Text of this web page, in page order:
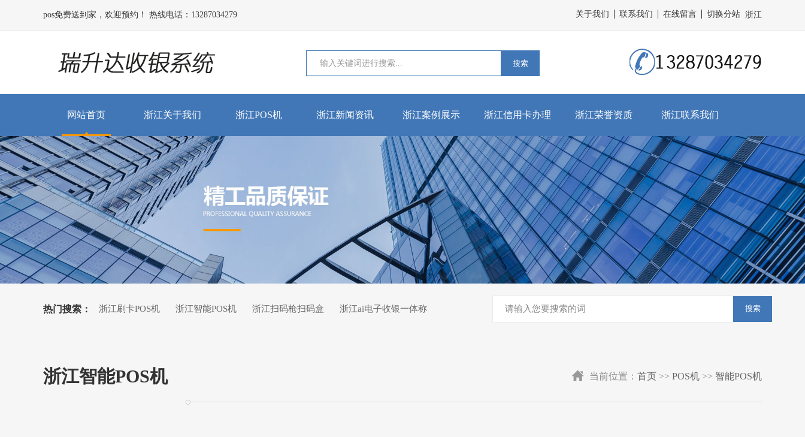
pos免费送到家，欢迎预约！ 热线电话：13287034279 关于我们 联系我们 在线留言 浙江
切换分站
搜索
网站首页 浙江关于我们 浙江POS机 浙江新闻资讯 浙江案例展示 浙江信用卡办理 浙江荣誉资质 浙江联系我们
热门搜索： 浙江刷卡POS机 浙江智能POS机 浙江扫码枪扫码盒 浙江ai电子收银一体称 搜索
浙江智能POS机 当前位置： 首页 >> POS机 >> 智能POS机